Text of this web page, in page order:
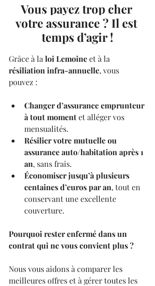
Vous payez trop cher
votre assurance ? Il est
temps d’agir !
Grâce à la loi Lemoine et à la
résiliation infra-annuelle, vous
pouvez :
Changer d’assurance emprunteur
à tout moment et alléger vos
mensualités.
Résilier votre mutuelle ou
assurance auto/habitation après 1
an, sans frais.
Économiser jusqu’à plusieurs
centaines d’euros par an, tout en
conservant une excellente
couverture.
Pourquoi rester enfermé dans un
contrat qui ne vous convient plus ?
Nous vous aidons à comparer les
meilleures offres et à gérer toutes les